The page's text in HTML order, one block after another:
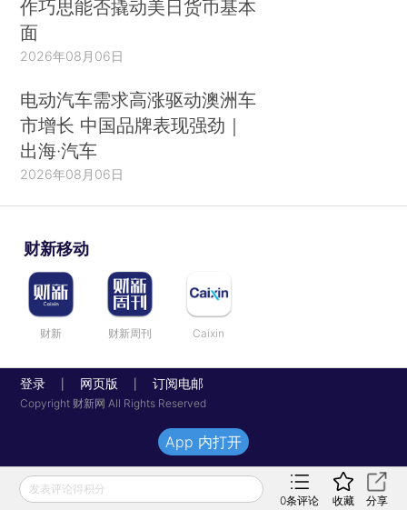
作巧思能否撬动美日货币基本
面
2026年08月06日
电动汽车需求高涨驱动澳洲车
市增长 中国品牌表现强劲｜
出海·汽车
2026年08月06日
财新移动
财新 财新周刊 Caixin
登录 网页版 订阅电邮
Copyright 财新网 All Rights Reserved
发表评论得积分
0条评论 收藏 分享
App 内打开